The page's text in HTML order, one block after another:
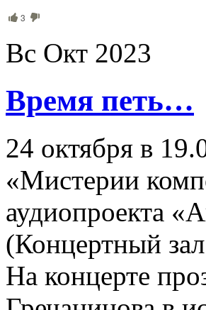
3
Вс Окт 2023
Время петь…
24 октября в
«Мистерии
аудиопроекта
(Концертный
На концерте